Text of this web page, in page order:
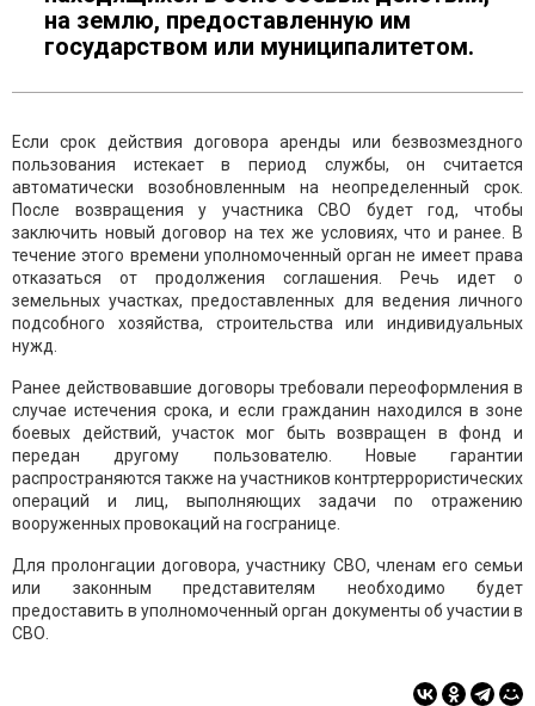
на землю, предоставленную им
государством или муниципалитетом.
Если срок действия договора аренды или безвозмездного
пользования истекает в период службы, он считается
автоматически возобновленным на неопределенный срок.
После возвращения у участника СВО будет год, чтобы
заключить новый договор на тех же условиях, что и ранее. В
течение этого времени уполномоченный орган не имеет права
отказаться от продолжения соглашения. Речь идет о
земельных участках, предоставленных для ведения личного
подсобного хозяйства, строительства или индивидуальных
нужд.
Ранее действовавшие договоры требовали переоформления в
случае истечения срока, и если гражданин находился в зоне
боевых действий, участок мог быть возвращен в фонд и
передан другому пользователю. Новые гарантии
распространяются также на участников контртеррористических
операций и лиц, выполняющих задачи по отражению
вооруженных провокаций на госгранице.
Для пролонгации договора, участнику СВО, членам его семьи
или законным представителям необходимо будет
предоставить в уполномоченный орган документы об участии в
СВО.